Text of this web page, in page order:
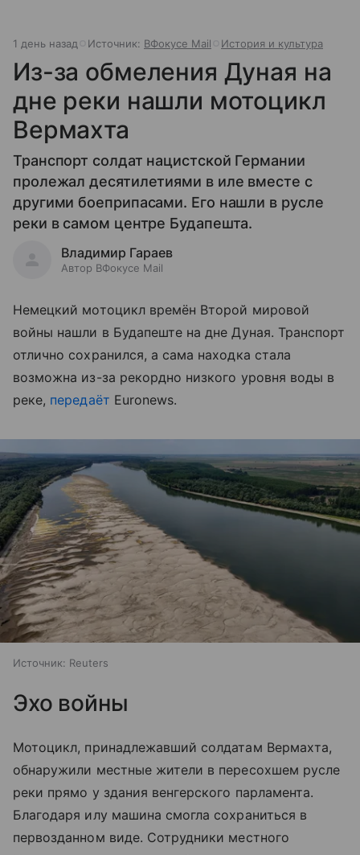
1 день назад Источник: ВФокусе Mail История и культура
Из-за обмеления Дуная на
дне реки нашли мотоцикл
Вермахта
Транспорт солдат нацистской Германии
пролежал десятилетиями в иле вместе с
другими боеприпасами. Его нашли в русле
реки в самом центре Будапешта.
Владимир Гараев
Автор ВФокусе Mail
Немецкий мотоцикл времён Второй мировой
войны нашли в Будапеште на дне Дуная. Транспорт
отлично сохранился, а сама находка стала
возможна из-за рекордно низкого уровня воды в
реке, передаёт Euronews.
Источник: Reuters
Эхо войны
Мотоцикл, принадлежавший солдатам Вермахта,
обнаружили местные жители в пересохшем русле
реки прямо у здания венгерского парламента.
Благодаря илу машина смогла сохраниться в
первозданном виде. Сотрудники местного